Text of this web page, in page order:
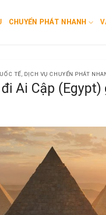
CHUYỂN PHÁT NHANH
TẾ, DỊCH VỤ CHUYỂN PHÁT
Ai Cập (Egypt)